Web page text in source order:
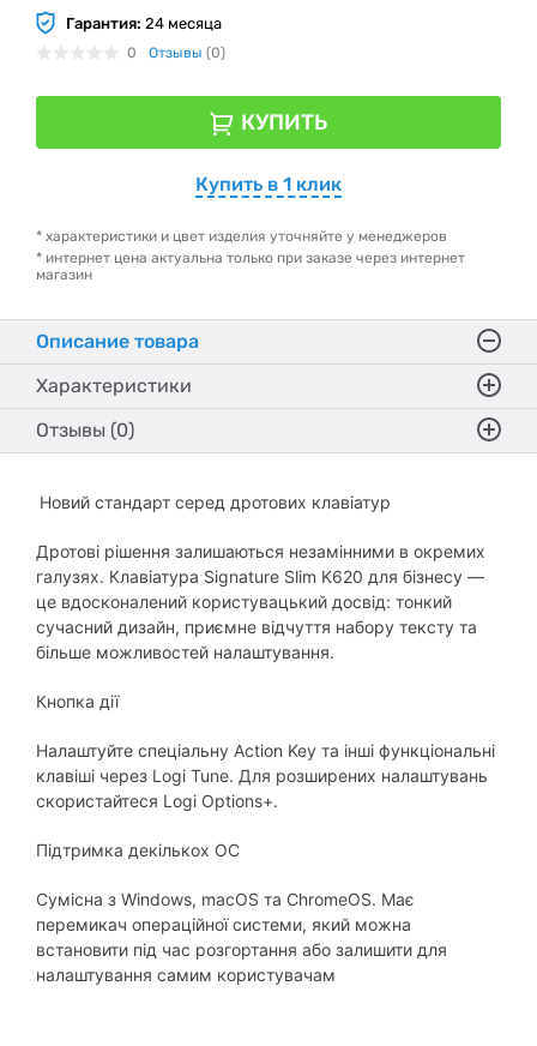
Гарантия: 24 месяца
0 Отзывы (0)
КУПИТЬ
Купить в 1 клик
* характеристики и цвет изделия уточняйте у менеджеров
* интернет цена актуальна только при заказе через интернет
магазин
Описание товара
Характеристики
Отзывы (0)
Новий стандарт серед дротових клавіатур
Дротові рішення залишаються незамінними в окремих
галузях. Клавіатура Signature Slim K620 для бізнесу —
це вдосконалений користувацький досвід: тонкий
сучасний дизайн, приємне відчуття набору тексту та
більше можливостей налаштування.
Кнопка дії
Налаштуйте спеціальну Action Key та інші функціональні
клавіші через Logi Tune. Для розширених налаштувань
скористайтеся Logi Options+.
Підтримка декількох ОС
Сумісна з Windows, macOS та ChromeOS. Має
перемикач операційної системи, який можна
встановити під час розгортання або залишити для
налаштування самим користувачам